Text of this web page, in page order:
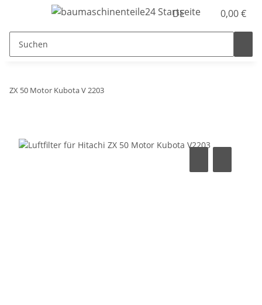
DE 0,00 €
ZX 50 Motor Kubota V 2203